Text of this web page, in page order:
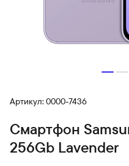
Артикул: 0000-7436
Смартфон
256Gb Lavender